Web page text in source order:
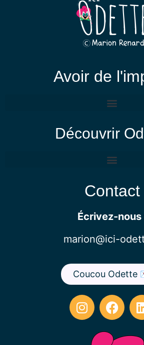
Avoir de
Découvrir
Contact
Écrivez-nous
marion@ici-
Coucou Odette